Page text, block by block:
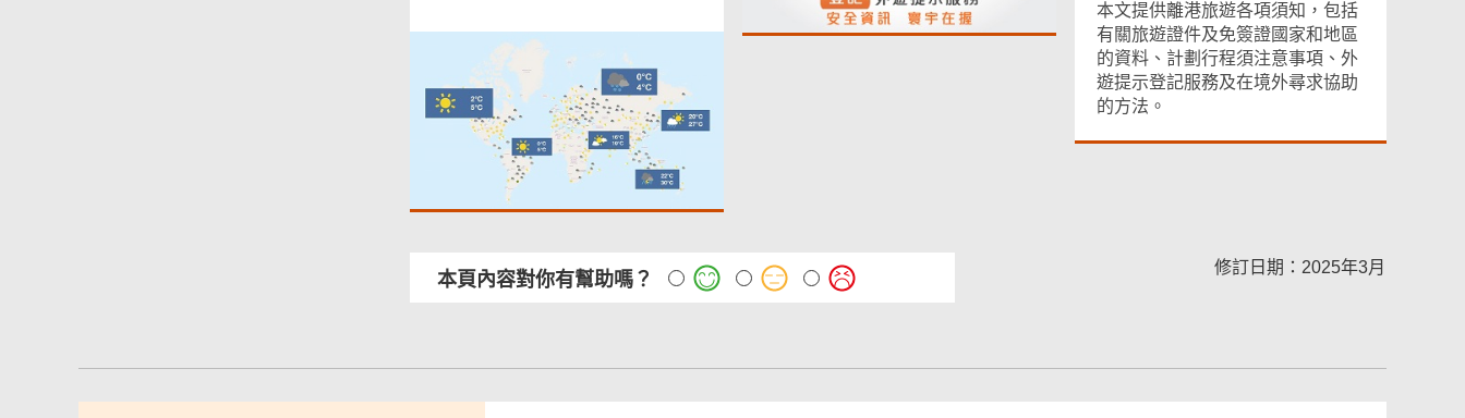
本文提供離港旅遊各項須知，包括
有關旅遊證件及免簽證國家和地區
的資料、計劃行程須注意事項、外
遊提示登記服務及在境外尋求協助
的方法。
本頁內容對你有幫助嗎？
修訂日期：2025年3月